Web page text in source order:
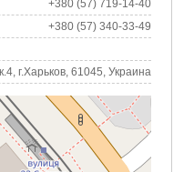
+380 (57) 719-14-40
+380 (57) 340-33-49
г.Харьков, 61045, Украина